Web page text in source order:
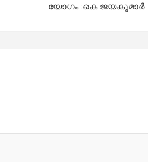
യോഗം :കെ ജയകുമാർ